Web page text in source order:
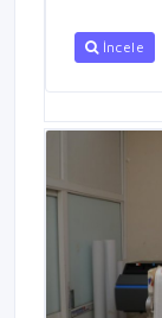
İncele